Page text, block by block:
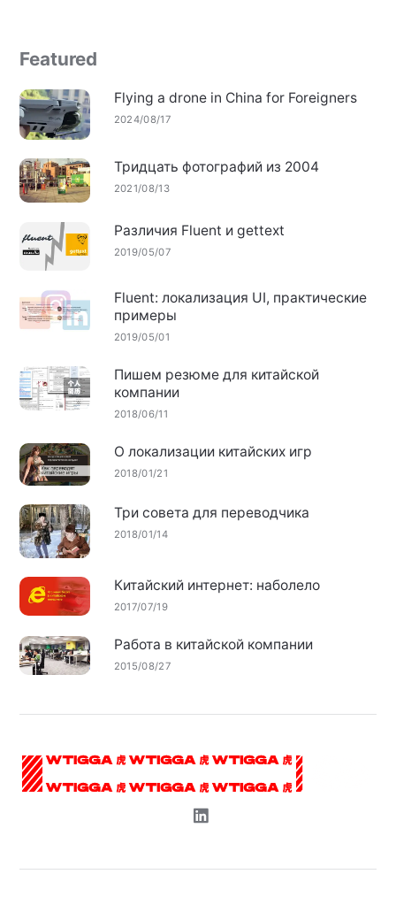
Featured
Flying a drone in China for Foreigners
2024/08/17
Тридцать фотографий из 2004
2021/08/13
Различия Fluent и gettext
2019/05/07
Fluent: локализация UI, практические
примеры
2019/05/01
Пишем резюме для китайской
компании
2018/06/11
О локализации китайских игр
2018/01/21
Три совета для переводчика
2018/01/14
Китайский интернет: наболело
2017/07/19
Работа в китайской компании
2015/08/27